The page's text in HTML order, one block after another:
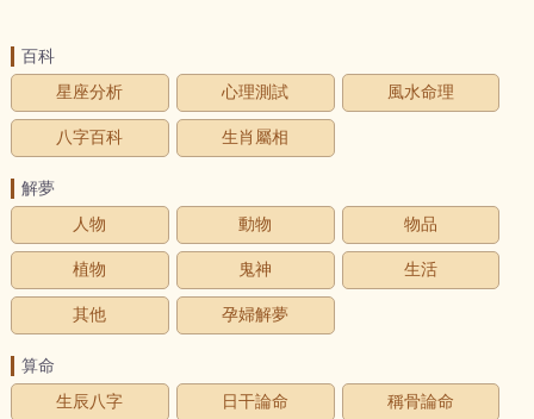
百科
星座分析
心理測試 風水命理
八字百科 生肖屬相
解夢
人物
動物 物品
植物 鬼神 生活
其他 孕婦解夢
算命
生辰八字
日干論命 稱骨論命